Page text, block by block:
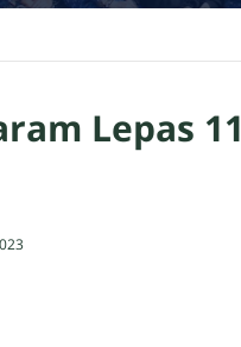
Lepas